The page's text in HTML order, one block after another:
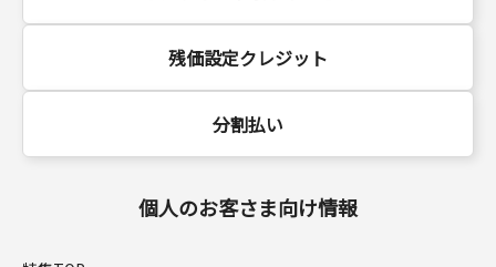
残価設定クレジット
分割払い
個人のお客さま向け情報